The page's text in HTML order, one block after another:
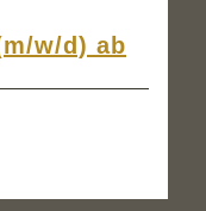
w/d) ab